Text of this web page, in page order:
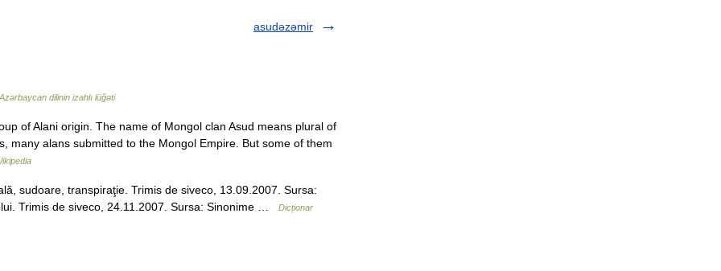
asudəzəmir
Azərbaycan dilinin izahlı lüğəti
of Alani origin. The name of Mongol clan Asud means plural of
many alans submitted to the Mongol Empire. But some of them
sudoare, transpiraţie. Trimis de siveco, 13.09.2007. Sursa:
Trimis de siveco, 24.11.2007. Sursa: Sinonime …
Dicționar